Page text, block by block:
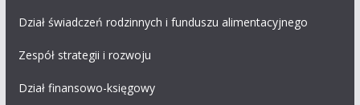
Dział świadczeń rodzinnych i funduszu alimentacyjnego
Zespół strategii i rozwoju
Dział finansowo-księgowy